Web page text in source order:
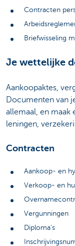
Contracten
Briefwisseling
Je wettelijke
Aankoopaktes,
Documenten van
allemaal, en maak
leningen,
Contracten
Aankoop- en
Verkoop- en
Vergunningen
Diploma’s